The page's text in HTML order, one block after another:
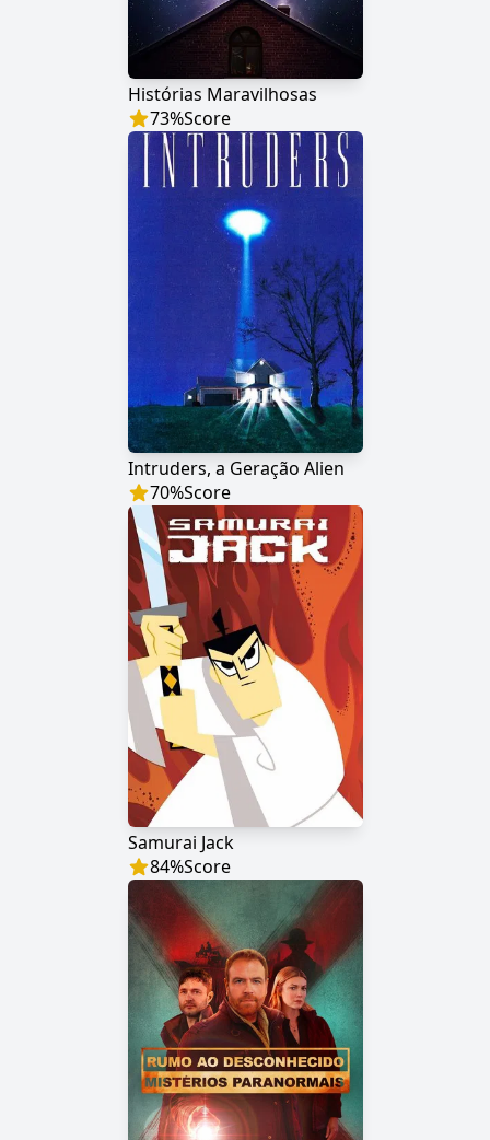
Histórias Maravilhosas
73%Score
Intruders, a Geração Alien
70%Score
Samurai Jack
84%Score